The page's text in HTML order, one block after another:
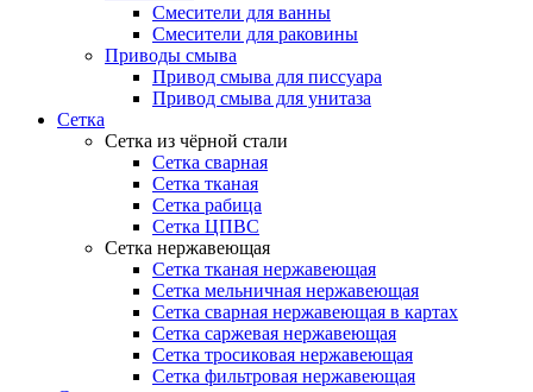
Смесители для ванны
Смесители для раковины
Приводы смыва
Привод смыва для писсуара
Привод смыва для унитаза
Сетка
Сетка из чёрной стали
Сетка сварная
Сетка тканая
Сетка рабица
Сетка ЦПВС
Сетка нержавеющая
Сетка тканая нержавеющая
Сетка мельничная нержавеющая
Сетка сварная нержавеющая в картах
Сетка саржевая нержавеющая
Сетка тросиковая нержавеющая
Сетка фильтровая нержавеющая